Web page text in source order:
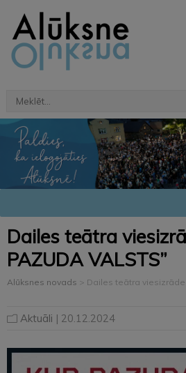
Dailes teātra
PAZUDA VALSTS”
Alūksnes novads > Dailes teātra viesizrāde
Aktuāli | 20.12.2024